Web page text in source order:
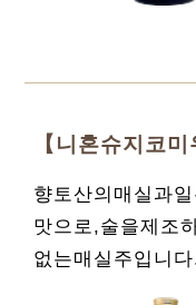
【니혼슈지코
향토산의매실과
맛으로,술을제조
없는매실주입니다